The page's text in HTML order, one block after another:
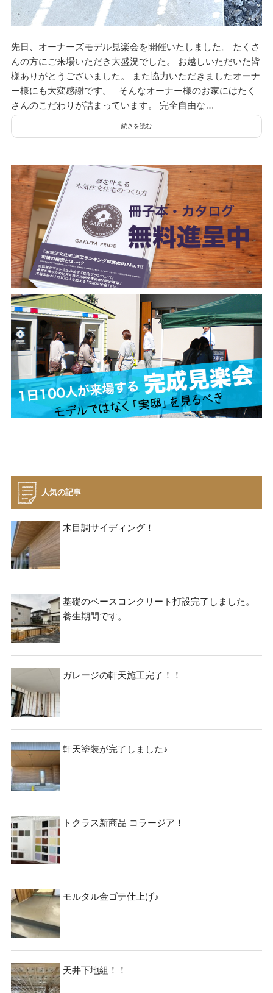
先日、オーナーズモデル見楽会を開催いたしました。 たくさ
んの方にご来場いただき大盛況でした。 お越しいただいた皆
様ありがとうございました。 また協力いただきましたオーナ
ー様にも大変感謝です。 そんなオーナー様のお家にはたく
さんのこだわりが詰まっています。 完全自由な…
続きを読む
人気の記事
木目調サイディング！
基礎のベースコンクリート打設完了しました。
養生期間です。
ガレージの軒天施工完了！！
軒天塗装が完了しました♪
トクラス新商品 コラージア！
モルタル金ゴテ仕上げ♪
天井下地組！！
施工グループ
新商品
ホームページ
検
索:
楽屋トップ